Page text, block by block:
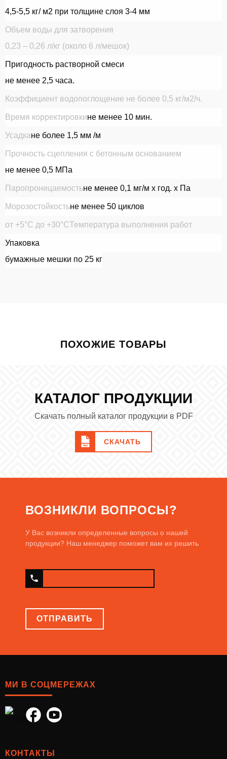
4,5-5,5 кг/ м2 при толщине слоя 3-4 мм
Объем воды для затворения
0,23 – 0,26 л/кг (около 6 л/мешок)
Пригодность растворной смеси
не менее 2,5 часа.
Коэффициент водопоглощение не более 0,5 кг/м2/ч.
Время корректировкине менее 10 мин.
Усадкане более 1,5 мм /м
Прочность сцепления с бетонным основанием
не менее 0,5 МПа
Паропроницаемостьне менее 0,1 мг/м х год. х Па
Морозостойкостьне менее 50 циклов
Температура выполнения работ
от +5°С до +30°С
Упаковка
бумажные мешки по 25 кг
ПОХОЖИЕ ТОВАРЫ
КАТАЛОГ ПРОДУКЦИИ
Скачать полный каталог продукции в PDF
СКАЧАТЬ
ВОЗНИКЛИ ВОПРОСЫ?
У Вас возникли определенные вопросы о нашей
продукции? Наш менеджер поможет вам их решить
ОТПРАВИТЬ
МИ В СОЦМЕРЕЖАХ
КОНТАКТЫ